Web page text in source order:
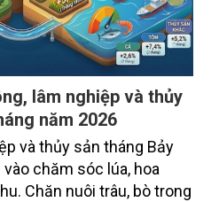
lâm nghiệp và thủy
năm 2026
và thủy sản tháng Bảy
chăm sóc lúa, hoa
Chăn nuôi trâu, bò trong